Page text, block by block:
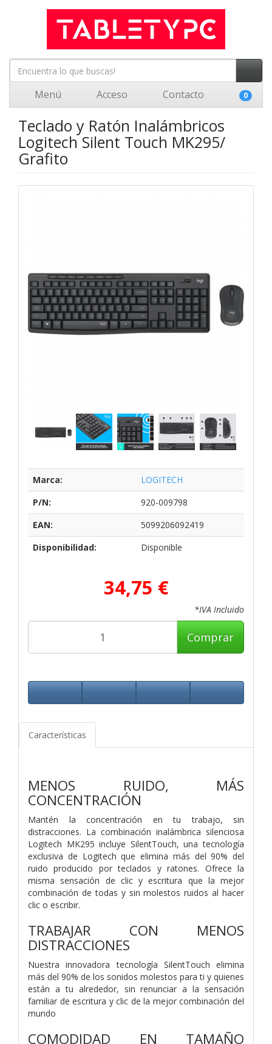
Menú Acceso Contacto 0
Teclado y Ratón Inalámbricos
Logitech Silent Touch MK295/
Grafito
Marca:
LOGITECH
P/N:
920-009798
EAN:
5099206092419
Disponibilidad:
Disponible
34,75 €
*IVA Incluido
Comprar
Características
MENOS RUIDO, MÁS
CONCENTRACIÓN
Mantén la concentración en tu trabajo, sin
distracciones. La combinación inalámbrica silenciosa
Logitech MK295 incluye SilentTouch, una tecnología
exclusiva de Logitech que elimina más del 90% del
ruido producido por teclados y ratones. Ofrece la
misma sensación de clic y escritura que la mejor
combinación de todas y sin molestos ruidos al hacer
clic o escribir.
TRABAJAR CON MENOS
DISTRACCIONES
Nuestra innovadora tecnología SilentTouch elimina
más del 90% de los sonidos molestos para ti y quienes
están a tu alrededor, sin renunciar a la sensación
familiar de escritura y clic de la mejor combinación del
mundo
COMODIDAD EN TAMAÑO